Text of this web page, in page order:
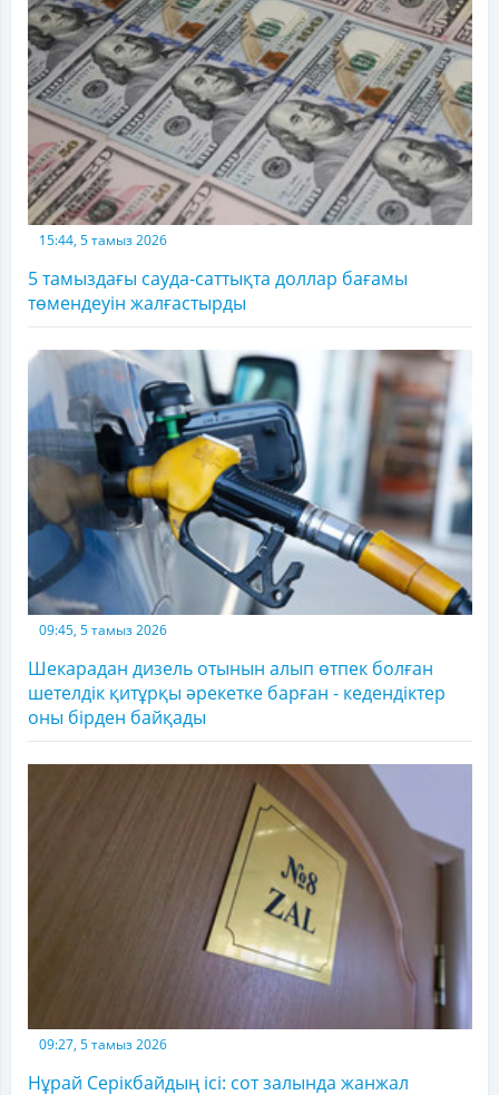
15:44, 5 тамыз 2026
5 тамыздағы сауда-саттықта доллар бағамы
төмендеуін жалғастырды
09:45, 5 тамыз 2026
Шекарадан дизель отынын алып өтпек болған
шетелдік қитұрқы әрекетке барған - кедендіктер
оны бірден байқады
09:27, 5 тамыз 2026
Нұрай Серікбайдың ісі: сот залында жанжал